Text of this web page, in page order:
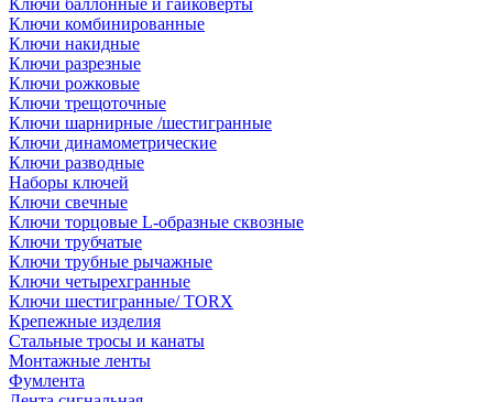
Ключи баллонные и гайковёрты
Ключи комбинированные
Ключи накидные
Ключи разрезные
Ключи рожковые
Ключи трещоточные
Ключи шарнирные /шестигранные
Ключи динамометрические
Ключи разводные
Наборы ключей
Ключи свечные
Ключи торцовые L-образные сквозные
Ключи трубчатые
Ключи трубные рычажные
Ключи четырехгранные
Ключи шестигранные/ TORX
Крепежные изделия
Стальные тросы и канаты
Монтажные ленты
Фумлента